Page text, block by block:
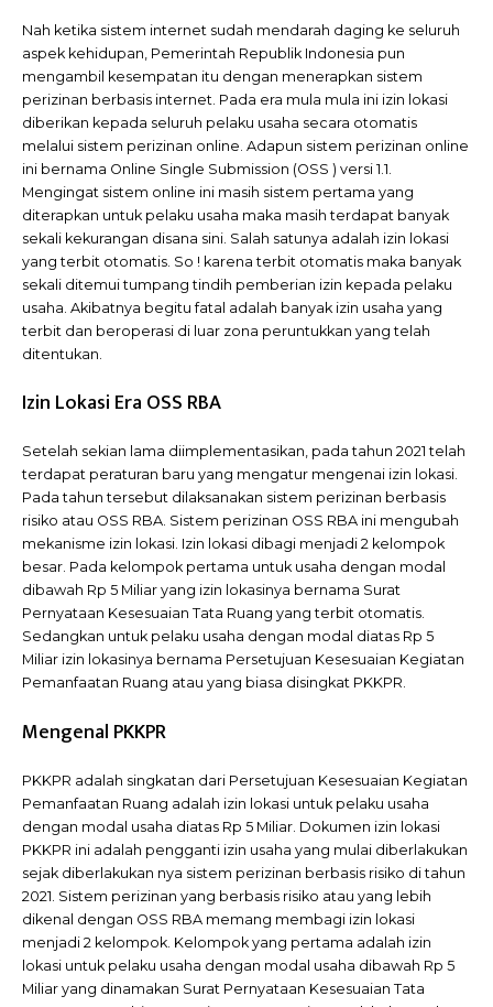
Nah ketika sistem internet sudah mendarah daging ke seluruh
aspek kehidupan, Pemerintah Republik Indonesia pun
mengambil kesempatan itu dengan menerapkan sistem
perizinan berbasis internet. Pada era mula mula ini izin lokasi
diberikan kepada seluruh pelaku usaha secara otomatis
melalui sistem perizinan online. Adapun sistem perizinan online
ini bernama Online Single Submission (OSS ) versi 1.1.
Mengingat sistem online ini masih sistem pertama yang
diterapkan untuk pelaku usaha maka masih terdapat banyak
sekali kekurangan disana sini. Salah satunya adalah izin lokasi
yang terbit otomatis. So ! karena terbit otomatis maka banyak
sekali ditemui tumpang tindih pemberian izin kepada pelaku
usaha. Akibatnya begitu fatal adalah banyak izin usaha yang
terbit dan beroperasi di luar zona peruntukkan yang telah
ditentukan.
Izin Lokasi Era OSS RBA
Setelah sekian lama diimplementasikan, pada tahun 2021 telah
terdapat peraturan baru yang mengatur mengenai izin lokasi.
Pada tahun tersebut dilaksanakan sistem perizinan berbasis
risiko atau OSS RBA. Sistem perizinan OSS RBA ini mengubah
mekanisme izin lokasi. Izin lokasi dibagi menjadi 2 kelompok
besar. Pada kelompok pertama untuk usaha dengan modal
dibawah Rp 5 Miliar yang izin lokasinya bernama Surat
Pernyataan Kesesuaian Tata Ruang yang terbit otomatis.
Sedangkan untuk pelaku usaha dengan modal diatas Rp 5
Miliar izin lokasinya bernama Persetujuan Kesesuaian Kegiatan
Pemanfaatan Ruang atau yang biasa disingkat PKKPR.
Mengenal PKKPR
PKKPR adalah singkatan dari Persetujuan Kesesuaian Kegiatan
Pemanfaatan Ruang adalah izin lokasi untuk pelaku usaha
dengan modal usaha diatas Rp 5 Miliar. Dokumen izin lokasi
PKKPR ini adalah pengganti izin usaha yang mulai diberlakukan
sejak diberlakukan nya sistem perizinan berbasis risiko di tahun
2021. Sistem perizinan yang berbasis risiko atau yang lebih
dikenal dengan OSS RBA memang membagi izin lokasi
menjadi 2 kelompok. Kelompok yang pertama adalah izin
lokasi untuk pelaku usaha dengan modal usaha dibawah Rp 5
Miliar yang dinamakan Surat Pernyataan Kesesuaian Tata